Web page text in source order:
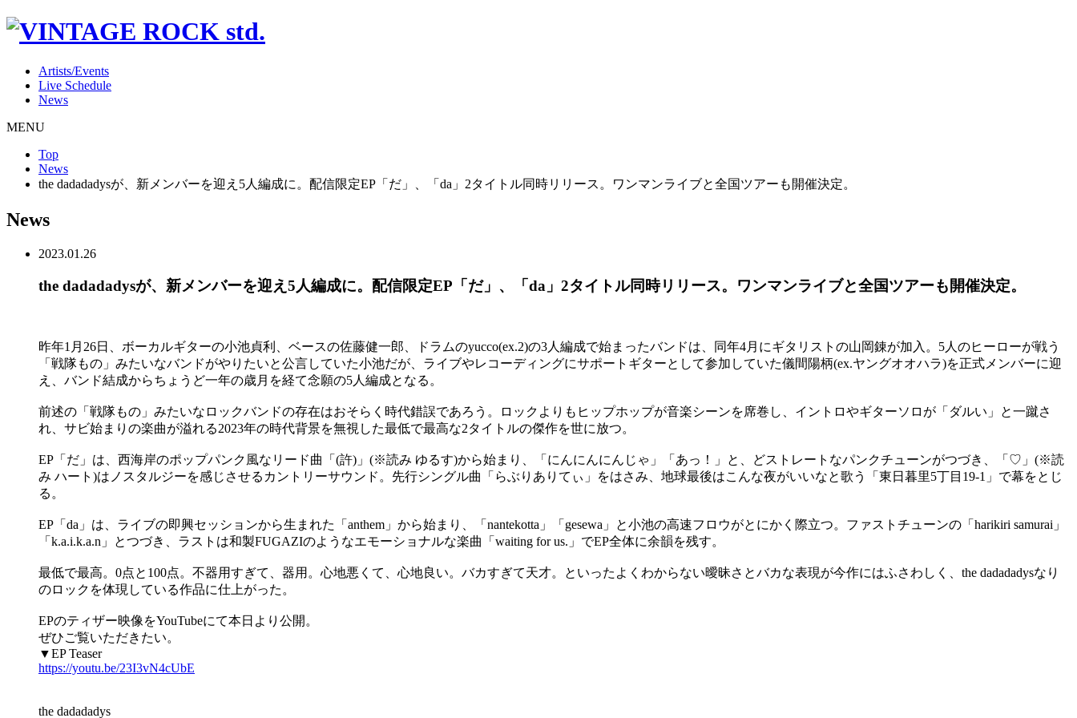
Artists/Events
Live Schedule
News
MENU
Top
News
the dadadadysが、新メンバーを迎え5人編成に。配信限定EP「だ」、「da」2タイトル同時リリース。ワンマンライブと全国ツアーも開催決定。
News
2023.01.26
the dadadadysが、新メンバーを迎え5人編成に。配信限定EP「だ」、「da」2タイトル同時リリース。ワンマンライブと全国ツアーも開催決定。
昨年1月26日、ボーカルギターの小池貞利、ベースの佐藤健一郎、ドラムのyucco(ex.2)の3人編成で始まったバンドは、同年4月にギタリストの山岡錬が加入。5人のヒーローが戦う
「戦隊もの」みたいなバンドがやりたいと公言していた小池だが、ライブやレコーディングにサポートギターとして参加していた儀間陽柄(ex.ヤングオオハラ)を正式メンバーに迎
え、バンド結成からちょうど一年の歳月を経て念願の5人編成となる。
前述の「戦隊もの」みたいなロックバンドの存在はおそらく時代錯誤であろう。ロックよりもヒップホップが音楽シーンを席巻し、イントロやギターソロが「ダルい」と一蹴さ
れ、サビ始まりの楽曲が溢れる2023年の時代背景を無視した最低で最高な2タイトルの傑作を世に放つ。
EP「だ」は、西海岸のポップパンク風なリード曲「(許)」(※読み ゆるす)から始まり、「にんにんにんじゃ」「あっ！」と、どストレートなパンクチューンがつづき、「♡」(※読
み ハート)はノスタルジーを感じさせるカントリーサウンド。先行シングル曲「らぶりありてぃ」をはさみ、地球最後はこんな夜がいいなと歌う「東日暮里5丁目19-1」で幕をとじ
る。
EP「da」は、ライブの即興セッションから生まれた「anthem」から始まり、「nantekotta」「gesewa」と小池の高速フロウがとにかく際立つ。ファストチューンの「harikiri samurai」
「k.a.i.k.a.n」とつづき、ラストは和製FUGAZIのようなエモーショナルな楽曲「waiting for us.」でEP全体に余韻を残す。
最低で最高。0点と100点。不器用すぎて、器用。心地悪くて、心地良い。バカすぎて天才。といったよくわからない曖昧さとバカな表現が今作にはふさわしく、the dadadadysなり
のロックを体現している作品に仕上がった。
EPのティザー映像をYouTubeにて本日より公開。
ぜひご覧いただきたい。
▼EP Teaser
https://youtu.be/23I3vN4cUbE
the dadadadys